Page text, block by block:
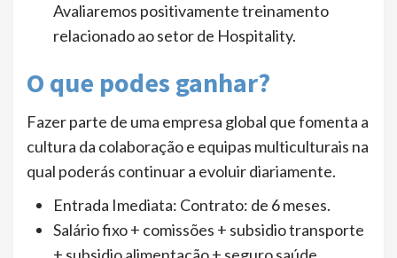
Avaliaremos positivamente treinamento
relacionado ao setor de Hospitality.
O que podes ganhar?
Fazer parte de uma empresa global que fomenta a
cultura da colaboração e equipas multiculturais na
qual poderás continuar a evoluir diariamente.
Entrada Imediata: Contrato: de 6 meses.
Salário fixo + comissões + subsidio transporte